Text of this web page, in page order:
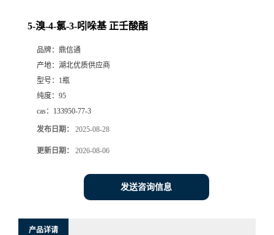
5-溴-4-氯-3-吲哚基 正壬酸酯
品牌： 鼎信通
产地： 湖北优质供应商
型号： 1瓶
纯度： 95
cas： 133950-77-3
发布日期： 2025-08-28
更新日期： 2026-08-06
发送咨询信息
产品详请